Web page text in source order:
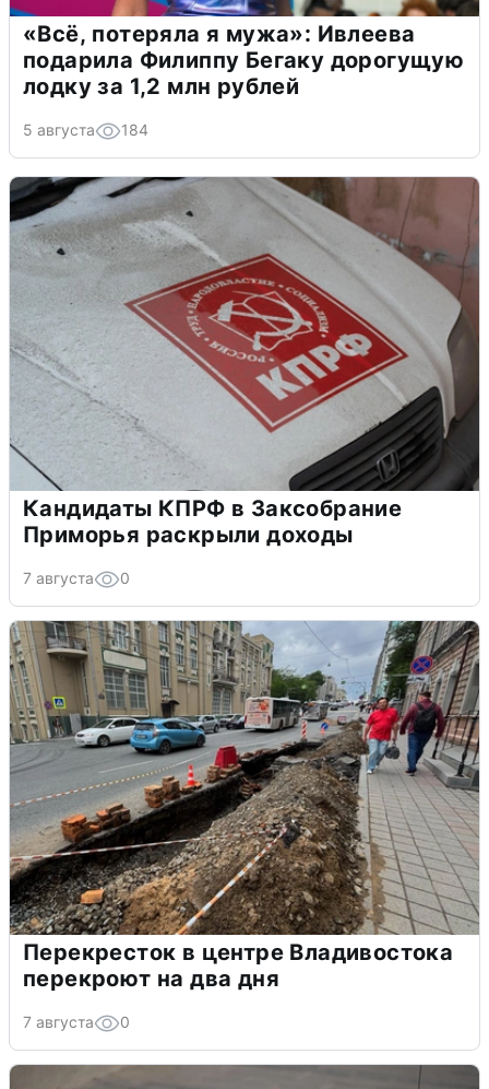
«Всё, потеряла я мужа»: Ивлеева
подарила Филиппу Бегаку дорогущую
лодку за 1,2 млн рублей
5 августа 184
Кандидаты КПРФ в Заксобрание
Приморья раскрыли доходы
7 августа 0
Перекресток в центре Владивостока
перекроют на два дня
7 августа 0